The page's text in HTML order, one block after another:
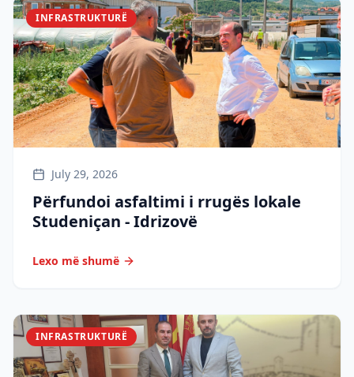
INFRASTRUKTURË
July 29, 2026
Përfundoi asfaltimi i rrugës lokale
Studeniçan - Idrizovë
Lexo më shumë
INFRASTRUKTURË